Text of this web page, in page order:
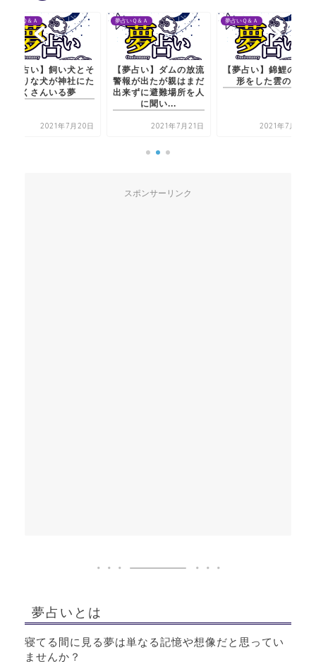
夢占いＱ＆Ａ
【夢占い】飼い犬とそ
っくりな犬が神社にた
くさんいる夢
2021年7月20日
夢占いＱ＆Ａ
【夢占い】ダムの放流
警報が出たが親はまだ
出来ずに避難場所を人
に聞い...
2021年7月21日
夢占いＱ＆Ａ
【夢占い】錦鯉の色と
形をした雲の夢
2021年7月22日
スポンサーリンク
夢占いとは
寝てる間に見る夢は単なる記憶や想像だと思ってい
ませんか？